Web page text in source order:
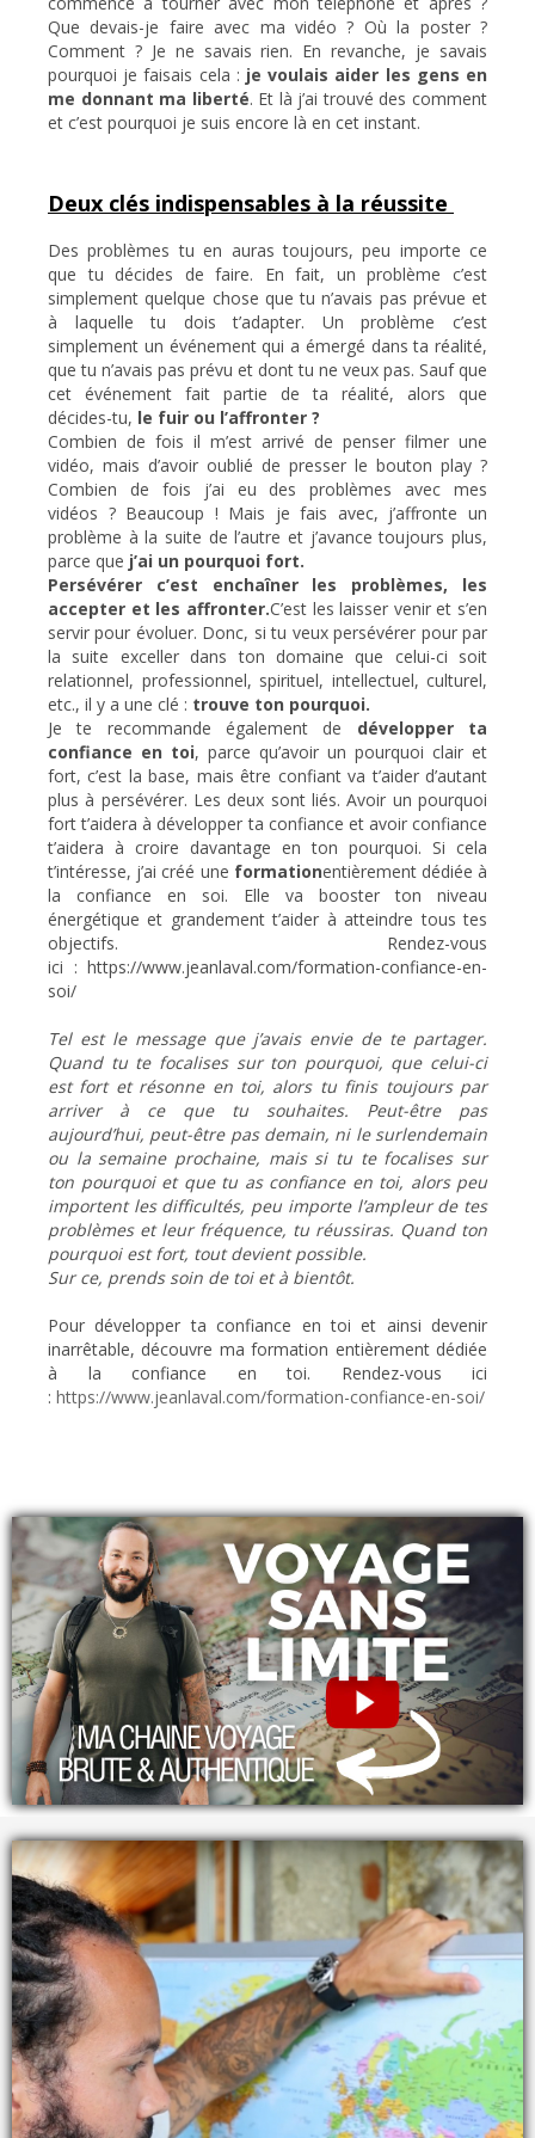
Que devais-je faire avec ma vidéo ? Où la poster ?
Comment ? Je ne savais rien. En revanche, je savais
pourquoi je faisais cela : je voulais aider les gens en
me donnant ma liberté. Et là j’ai trouvé des comment
et c’est pourquoi je suis encore là en cet instant.
Deux clés indispensables à la réussite
Des problèmes tu en auras toujours, peu importe ce
que tu décides de faire. En fait, un problème c’est
simplement quelque chose que tu n’avais pas prévue et
à laquelle tu dois t’adapter. Un problème c’est
simplement un événement qui a émergé dans ta réalité,
que tu n’avais pas prévu et dont tu ne veux pas. Sauf que
cet événement fait partie de ta réalité, alors que
décides-tu, le fuir ou l’affronter ?
Combien de fois il m’est arrivé de penser filmer une
vidéo, mais d’avoir oublié de presser le bouton play ?
Combien de fois j’ai eu des problèmes avec mes
vidéos ? Beaucoup ! Mais je fais avec, j’affronte un
problème à la suite de l’autre et j’avance toujours plus,
parce que j’ai un pourquoi fort.
Persévérer c’est enchaîner les problèmes, les
accepter et les affronter.C’est les laisser venir et s’en
servir pour évoluer. Donc, si tu veux persévérer pour par
la suite exceller dans ton domaine que celui-ci soit
relationnel, professionnel, spirituel, intellectuel, culturel,
etc., il y a une clé : trouve ton pourquoi.
Je te recommande également de développer ta
confiance en toi, parce qu’avoir un pourquoi clair et
fort, c’est la base, mais être confiant va t’aider d’autant
plus à persévérer. Les deux sont liés. Avoir un pourquoi
fort t’aidera à développer ta confiance et avoir confiance
t’aidera à croire davantage en ton pourquoi. Si cela
t’intéresse, j’ai créé une formationentièrement dédiée à
la confiance en soi. Elle va booster ton niveau
énergétique et grandement t’aider à atteindre tous tes
objectifs. Rendez-vous
ici : https://www.jeanlaval.com/formation-confiance-en-
soi/
Tel est le message que j’avais envie de te partager.
Quand tu te focalises sur ton pourquoi, que celui-ci
est fort et résonne en toi, alors tu finis toujours par
arriver à ce que tu souhaites. Peut-être pas
aujourd’hui, peut-être pas demain, ni le surlendemain
ou la semaine prochaine, mais si tu te focalises sur
ton pourquoi et que tu as confiance en toi, alors peu
importent les difficultés, peu importe l’ampleur de tes
problèmes et leur fréquence, tu réussiras. Quand ton
pourquoi est fort, tout devient possible.
Sur ce, prends soin de toi et à bientôt.
Pour développer ta confiance en toi et ainsi devenir
inarrêtable, découvre ma formation entièrement dédiée
à la confiance en toi. Rendez-vous ici
: https://www.jeanlaval.com/formation-confiance-en-soi/